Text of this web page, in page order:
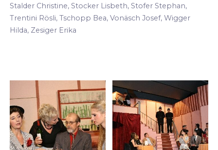
Stalder Christine, Stocker Lisbeth, Stofer Stephan,
Trentini Rösli, Tschopp Bea, Vonäsch Josef, Wigger
Hilda, Zesiger Erika